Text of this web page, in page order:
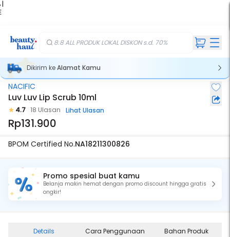
|
8.8 ALL PRODUK LOKAL DISKON s.d. 70%
Dikirim keAlamat Kamu
NACIFIC
Luv Luv Lip Scrub 10ml
4.7 18 Ulasan Lihat Ulasan
Rp131.900
BPOM Certified No.NA18211300826
Promo spesial buat kamu
Belanja makin hemat dengan promo discount hingga gratis
ongkir!
Details Cara Penggunaan Bahan Produk